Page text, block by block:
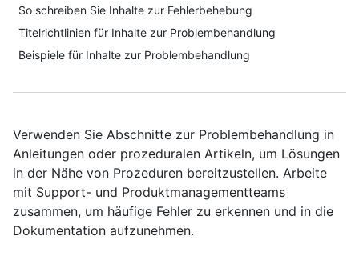
So schreiben Sie Inhalte zur Fehlerbehebung
Titelrichtlinien für Inhalte zur Problembehandlung
Beispiele für Inhalte zur Problembehandlung
Verwenden Sie Abschnitte zur Problembehandlung in
Anleitungen oder prozeduralen Artikeln, um Lösungen
in der Nähe von Prozeduren bereitzustellen. Arbeite
mit Support- und Produktmanagementteams
zusammen, um häufige Fehler zu erkennen und in die
Dokumentation aufzunehmen.